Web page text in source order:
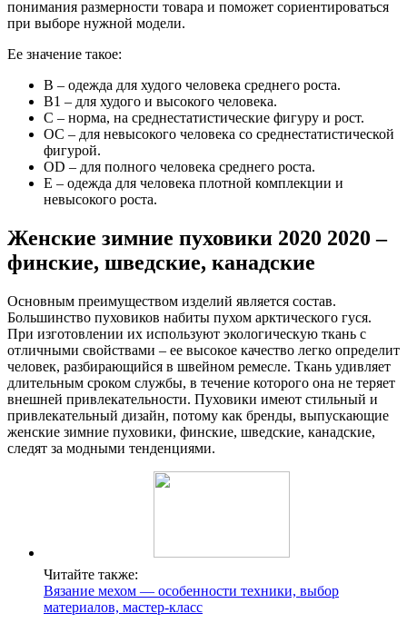
понимания размерности товара и поможет сориентироваться
при выборе нужной модели.
Ее значение такое:
В – одежда для худого человека среднего роста.
В1 – для худого и высокого человека.
С – норма, на среднестатистические фигуру и рост.
ОС – для невысокого человека со среднестатистической
фигурой.
OD – для полного человека среднего роста.
E – одежда для человека плотной комплекции и
невысокого роста.
Женские зимние пуховики 2020 2020 –
финские, шведские, канадские
Основным преимуществом изделий является состав.
Большинство пуховиков набиты пухом арктического гуся.
При изготовлении их используют экологическую ткань с
отличными свойствами – ее высокое качество легко определит
человек, разбирающийся в швейном ремесле. Ткань удивляет
длительным сроком службы, в течение которого она не теряет
внешней привлекательности. Пуховики имеют стильный и
привлекательный дизайн, потому как бренды, выпускающие
женские зимние пуховики, финские, шведские, канадские,
следят за модными тенденциями.
Читайте также:
Вязание мехом — особенности техники, выбор
материалов, мастер-класс